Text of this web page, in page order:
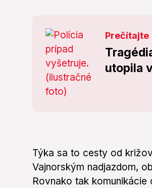
Prečítajte
utopila
Týka sa to cesty od
Vajnorským nadjazdom,
Rovnako tak